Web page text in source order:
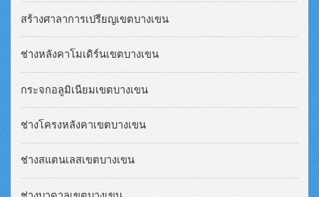
สร้างศาลาการเปรียญเขตบางเขน
ช่างหลังคาโมเดิร์นเขตบางเขน
กระจกอลูมิเนียมเขตบางเขน
ช่างโครงหลังคาเขตบางเขน
ช่างสแตนเลสเขตบางเขน